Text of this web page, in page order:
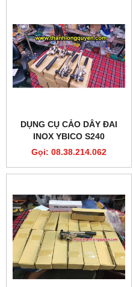
DỤNG CỤ CẢO DÂY ĐAI
INOX YBICO S240
Gọi: 08.38.214.062